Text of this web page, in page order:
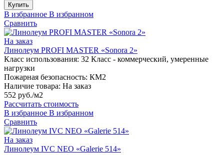
Купить
В избранное В избранном
Сравнить
На заказ
Линолеум PROFI MASTER «Sonora 2»
Класс использования: 32 Класс - коммерческий, умеренные
нагрузки
Пожарная безопасность: КМ2
Наличие товара: На заказ
552 руб./м2
Рассчитать стоимость
В избранное В избранном
Сравнить
На заказ
Линолеум IVC NEO «Galerie 514»